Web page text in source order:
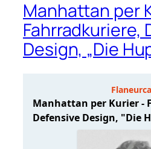
Manhattan per
Fahrradkuriere,
Design, „Die